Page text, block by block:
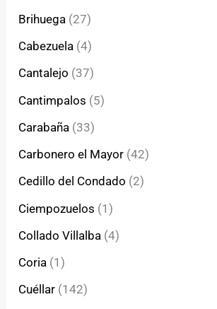
Brihuega (27)
Cabezuela (4)
Cantalejo (37)
Cantimpalos (5)
Carabaña (33)
Carbonero el Mayor (42)
Cedillo del Condado (2)
Ciempozuelos (1)
Collado Villalba (4)
Coria (1)
Cuéllar (142)